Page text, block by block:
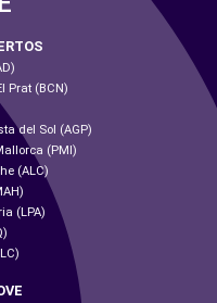
Prat (BCN)
del Sol (AGP)
(PMI)
(ALC)
(LPA)